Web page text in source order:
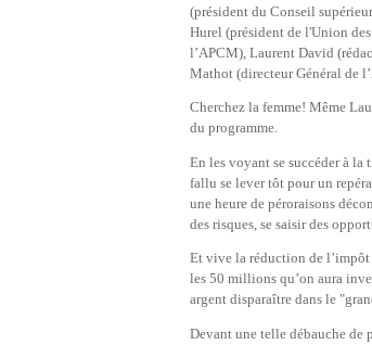
(président du Conseil
Hurel (président de l'Union
l’APCM), Laurent David
Mathot (directeur Général de
Cherchez la femme! Même
du programme.
En les voyant se succéder à la
fallu se lever tôt pour un
une heure de péroraisons
des risques, se saisir des
Et vive la réduction de
les 50 millions qu’on aura
argent disparaître dans le
Devant une telle débauche de